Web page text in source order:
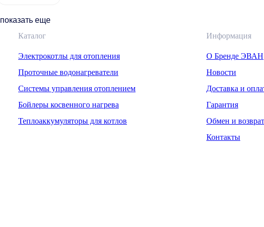
показать еще
Каталог
Электрокотлы для отопления
Проточные водонагреватели
Системы управления отоплением
Бойлеры косвенного нагрева
Теплоаккумуляторы для котлов
Информация
О Бренде ЭВАН
Новости
Доставка и
Гарантия
Обмен и возврат
Контакты